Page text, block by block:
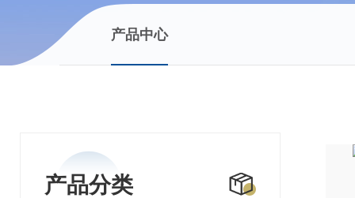
产品中心
产品分类